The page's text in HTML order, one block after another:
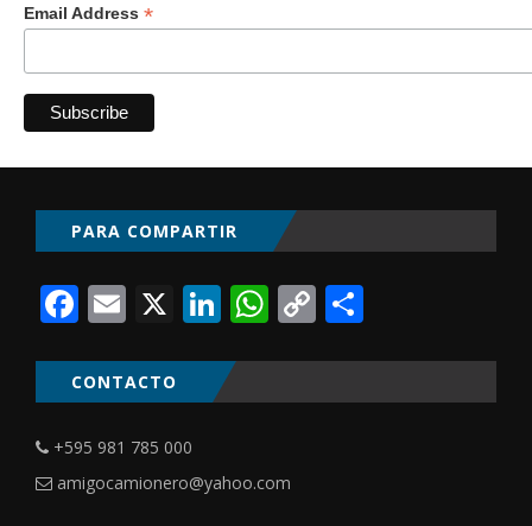
Email Address *
PARA COMPARTIR
Facebook
Email
X LinkedIn
WhatsApp
Copy
CONTACTO
+595 981 785 000
amigocamionero@yahoo.com